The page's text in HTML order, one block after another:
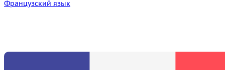
Французский язык